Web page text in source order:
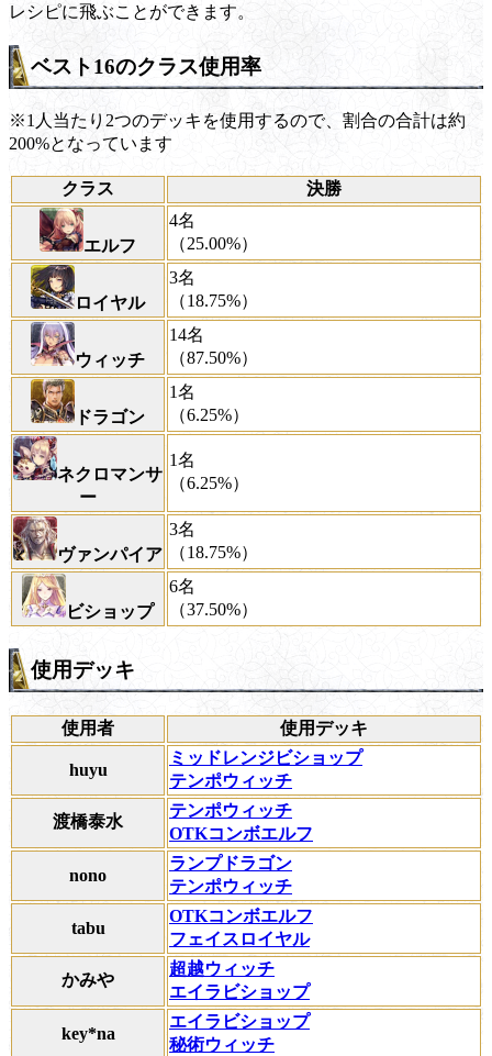
レシピに飛ぶことができます。
ベスト16のクラス使用率
※1人当たり2つのデッキを使用するので、割合の合計は約
200%となっています
クラス 決勝
エルフ
4名
（25.00%）
ロイヤル
3名
（18.75%）
ウィッチ
14名
（87.50%）
ドラゴン
1名
（6.25%）
ネクロマンサ
ー
1名
（6.25%）
ヴァンパイア
3名
（18.75%）
ビショップ
6名
（37.50%）
使用デッキ
使用者 使用デッキ
huyu
ミッドレンジビショップ
テンポウィッチ
渡橋泰水
テンポウィッチ
OTKコンボエルフ
nono
ランプドラゴン
テンポウィッチ
tabu
OTKコンボエルフ
フェイスロイヤル
かみや
超越ウィッチ
エイラビショップ
key*na
エイラビショップ
秘術ウィッチ